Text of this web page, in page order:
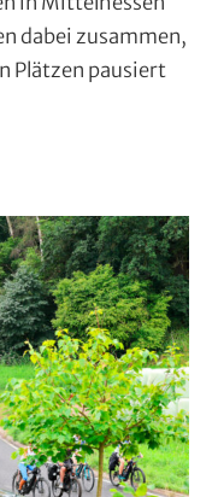
Radwandern
Wohin
am
dabei zusammen,
Plätzen pausiert